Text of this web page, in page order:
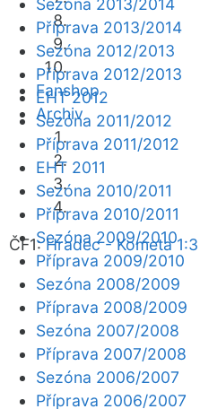
Fanshop
Archiv
ČF1:Hradec - Kometa 1:3
Sezóna 2013/2014
Příprava 2013/2014
Sezóna 2012/2013
Příprava 2012/2013
EHT 2012
Sezóna 2011/2012
Příprava 2011/2012
EHT 2011
Sezóna 2010/2011
Příprava 2010/2011
Sezóna 2009/2010
Příprava 2009/2010
Sezóna 2008/2009
Příprava 2008/2009
Sezóna 2007/2008
Příprava 2007/2008
Sezóna 2006/2007
Příprava 2006/2007